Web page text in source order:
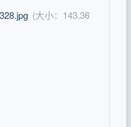
(大小：143.36